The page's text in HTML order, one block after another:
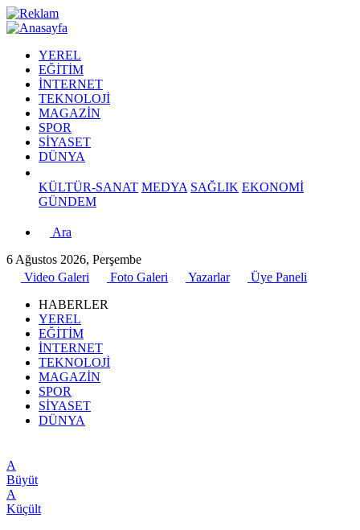
YEREL
EĞİTİM
İNTERNET
TEKNOLOJİ
MAGAZİN
SPOR
SİYASET
DÜNYA
KÜLTÜR-SANAT MEDYA SAĞLIK EKONOMİ
GÜNDEM
Ara
6 Ağustos 2026, Perşembe
Video Galeri
Foto Galeri Yazarlar
Üye Paneli
HABERLER
YEREL
EĞİTİM
İNTERNET
TEKNOLOJİ
MAGAZİN
SPOR
SİYASET
DÜNYA
A
Büyüt
A
Küçült